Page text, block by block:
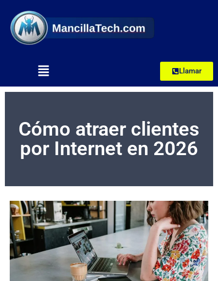
Llamar
Cómo atraer clientes
por Internet en 2026